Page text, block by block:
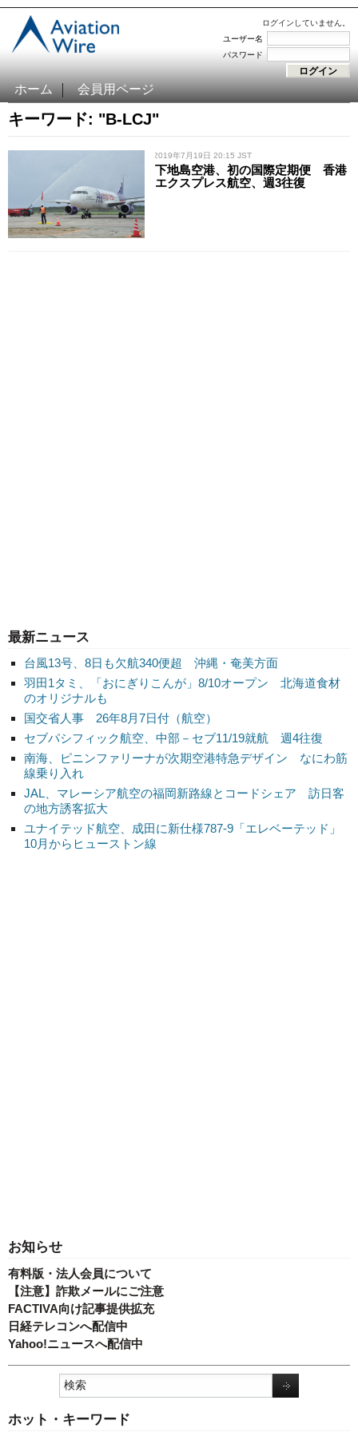
ログインしていません。
ユーザー名
パスワード
ホーム 会員用ページ
キーワード: "B-LCJ"
/ 2019年7月19日 20:15 JST
下地島空港、初の国際定期便 香港
エクスプレス航空、週3往復
最新ニュース
台風13号、8日も欠航340便超 沖縄・奄美方面
羽田1タミ、「おにぎりこんが」8/10オープン 北海道食材
のオリジナルも
国交省人事 26年8月7日付（航空）
セブパシフィック航空、中部－セブ11/19就航 週4往復
南海、ピニンファリーナが次期空港特急デザイン なにわ筋
線乗り入れ
JAL、マレーシア航空の福岡新路線とコードシェア 訪日客
の地方誘客拡大
ユナイテッド航空、成田に新仕様787-9「エレベーテッド」
10月からヒューストン線
お知らせ
有料版・法人会員について
【注意】詐欺メールにご注意
FACTIVA向け記事提供拡充
日経テレコンへ配信中
Yahoo!ニュースへ配信中
ホット・キーワード